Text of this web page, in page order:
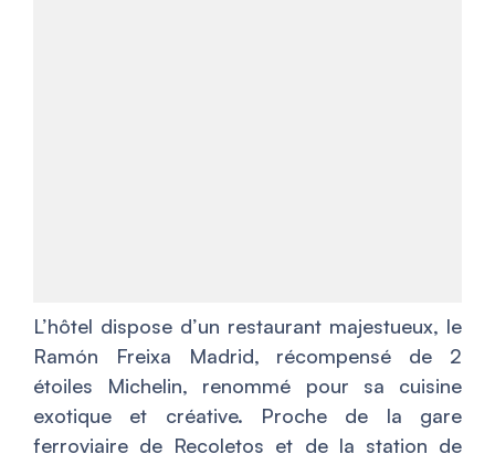
L’hôtel dispose d’un restaurant majestueux, le
Ramón Freixa Madrid, récompensé de 2
étoiles Michelin, renommé pour sa cuisine
exotique et créative. Proche de la gare
ferroviaire de Recoletos et de la station de